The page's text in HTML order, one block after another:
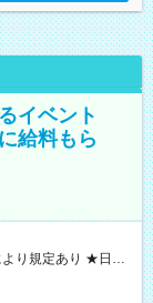
イベント
給料もら
お仕事後はコ
試